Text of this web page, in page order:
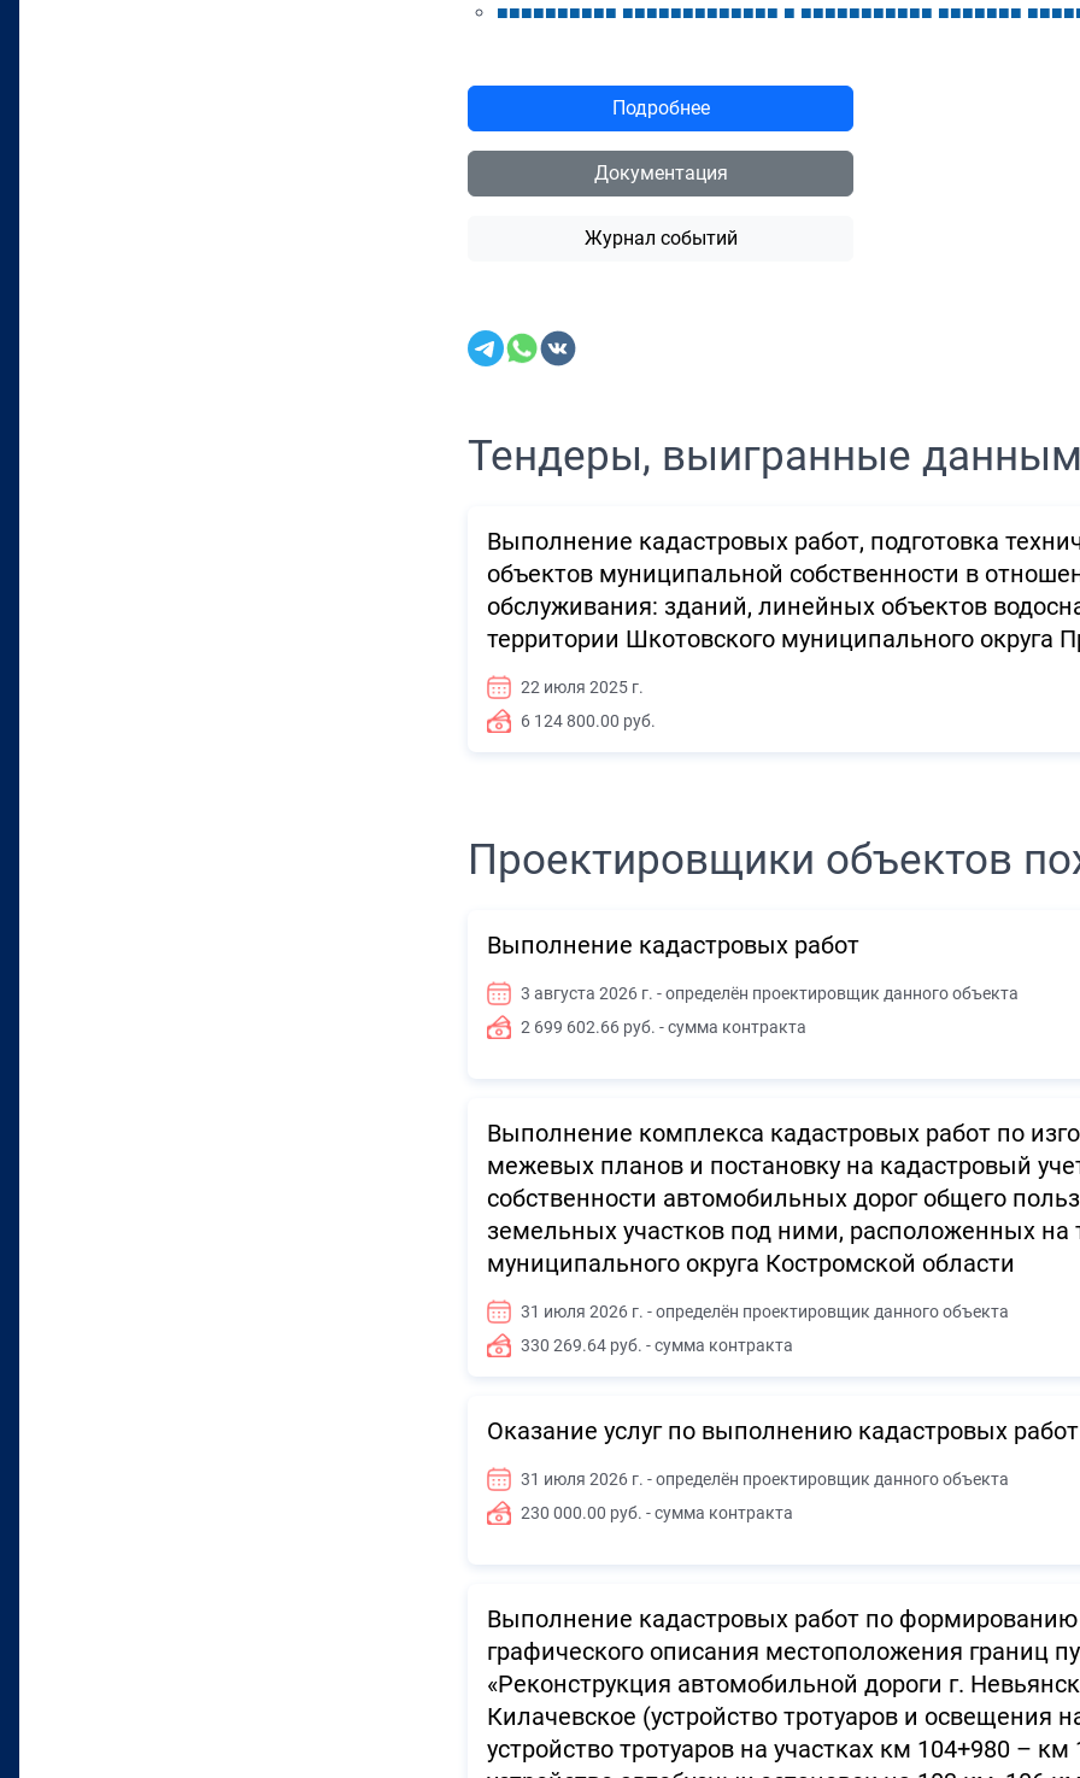
■■■■■■■■■■ ■■■■■■■■■■■■■ ■ ■■■■■■■■■■■ ■■■■■■■ ■■■■
Подробнее
Документация
Журнал событий
Тендеры, выигранные
Выполнение кадастровых работ, подготовка
объектов муниципальной собственности в
обслуживания: зданий, линейных объектов
территории Шкотовского муниципального округа
22 июля 2025 г.
6 124 800.00 руб.
Проектировщики объектов
Выполнение кадастровых работ
3 августа 2026 г. - определён проектировщик данного объекта
2 699 602.66 руб. - сумма контракта
Выполнение комплекса кадастровых работ по
межевых планов и постановку на кадастровый
собственности автомобильных дорог общего
земельных участков под ними, расположенных на
муниципального округа Костромской области
31 июля 2026 г. - определён проектировщик данного объекта
330 269.64 руб. - сумма контракта
Оказание услуг по выполнению кадастровых работ
31 июля 2026 г. - определён проектировщик данного объекта
230 000.00 руб. - сумма контракта
Выполнение кадастровых работ по формированию
графического описания местоположения границ
«Реконструкция автомобильной дороги г.
Килачевское (устройство тротуаров и освещения
устройство тротуаров на участках км 104+980 –